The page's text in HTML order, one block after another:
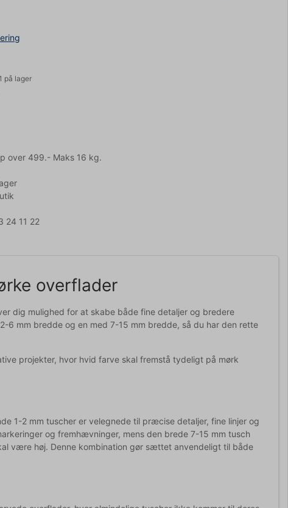
på lager
over 499.- Maks 16 kg.
24 11 22
overflader
dig mulighed for at skabe både fine detaljer og bredere
mm bredde og en med 7-15 mm bredde, så du har den rette
projekter, hvor hvid farve skal fremstå tydeligt på mørk
1-2 mm tuscher er velegnede til præcise detaljer, fine linjer og
og fremhævninger, mens den brede 7-15 mm tusch
være høj. Denne kombination gør sættet anvendeligt til både